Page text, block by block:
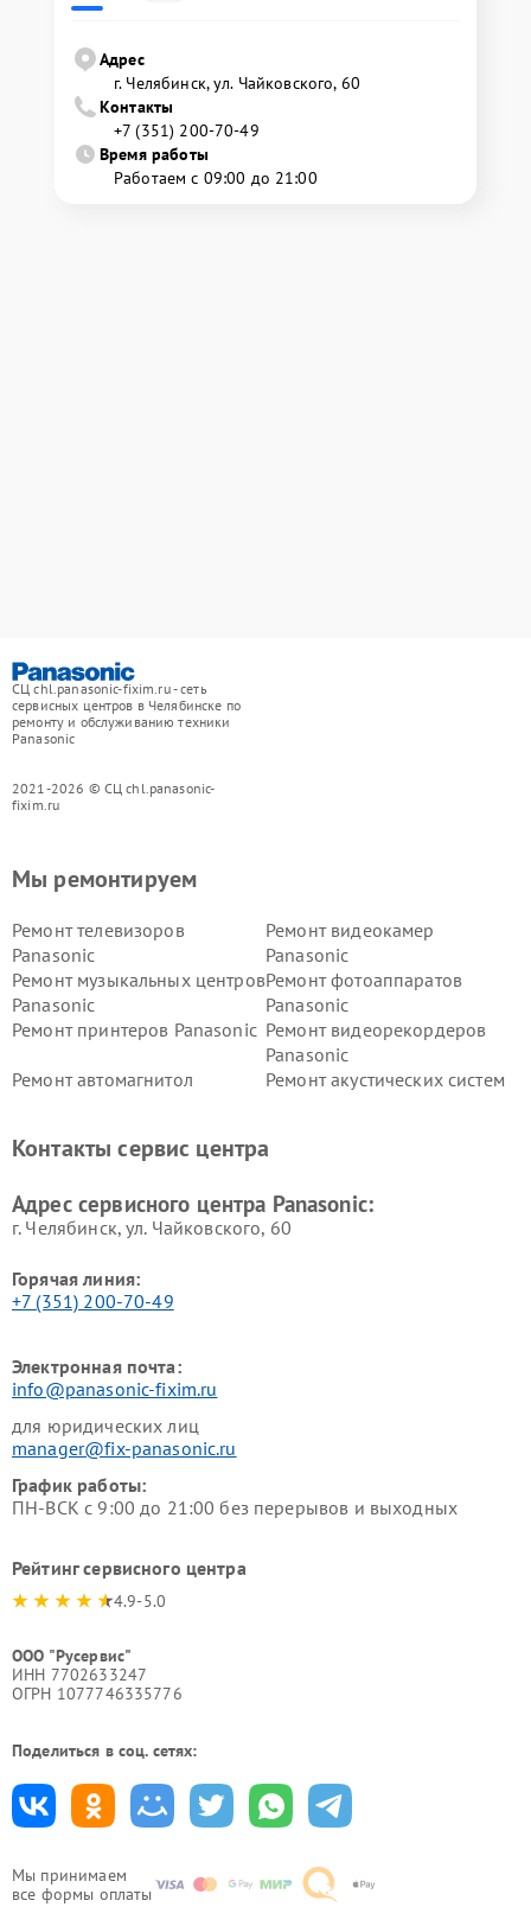
Адрес
г. Челябинск, ул. Чайковского, 60
Контакты
+7 (351) 200-70-49
Время работы
Работаем с 09:00 до 21:00
СЦ chl.panasonic-fixim.ru - сеть
сервисных центров в Челябинске по
ремонту и обслуживанию техники
Panasonic
2021-2026 © СЦ chl.panasonic-
fixim.ru
Мы принимаем
все формы оплаты
Мы ремонтируем
Ремонт телевизоров
Panasonic
Ремонт видеокамер
Panasonic
Ремонт музыкальных центров
Panasonic
Ремонт фотоаппаратов
Panasonic
Ремонт принтеров Panasonic Ремонт видеорекордеров
Panasonic
Ремонт автомагнитол
Ремонт акустических систем
панелей Panasonic
Контакты сервис центра
Адрес сервисного центра Panasonic:
г. Челябинск, ул. Чайковского, 60
Горячая линия:
+7 (351) 200-70-49
Электронная почта:
info@panasonic-fixim.ru
для юридических лиц
manager@fix-panasonic.ru
График работы:
ПН-ВСК с 9:00 до 21:00 без перерывов и выходных
Рейтинг сервисного центра
4.9-5.0
ООО "Русервис"
ИНН 7702633247
ОГРН 1077746335776
Поделиться в соц. сетях: